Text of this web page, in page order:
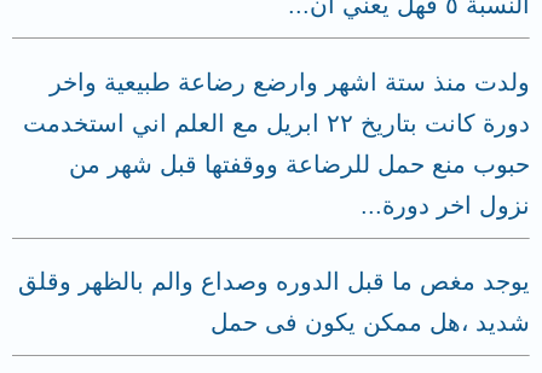
النسبة ٥ فهل يعني ان...
ولدت منذ ستة اشهر وارضع رضاعة طبيعية واخر
دورة كانت بتاريخ ٢٢ ابريل مع العلم اني استخدمت
حبوب منع حمل للرضاعة ووقفتها قبل شهر من
نزول اخر دورة...
يوجد مغص ما قبل الدوره وصداع والم بالظهر وقلق
شديد ،هل ممكن يكون فى حمل